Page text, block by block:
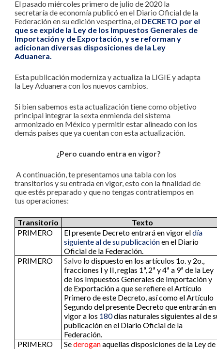
El pasado miércoles primero de julio de 2020 la
secretaría de economía publicó en el Diario Oficial de la
Federación en su edición vespertina, el DECRETO por el
que se expide la Ley de los Impuestos Generales de
Importación y de Exportación, y se reforman y
adicionan diversas disposiciones de la Ley
Aduanera.
Esta publicación moderniza y actualiza la LIGIE y adapta
la Ley Aduanera con los nuevos cambios.
Si bien sabemos esta actualización tiene como objetivo
principal integrar la sexta enmienda del sistema
armonizado en México y permitir estar alineado con los
demás países que ya cuentan con esta actualización.
¿Pero cuando entra en vigor?
A continuación, te presentamos una tabla con los
transitorios y su entrada en vigor, esto con la finalidad de
que estés preparado y que no tengas contratiempos en
tus operaciones:
Transitorio
Texto
PRIMERO
El presente Decreto entrará en vigor eldía
siguiente al de su publicaciónen el Diario
Oficial de la Federación.
PRIMERO
Salvo lo dispuesto en los artículos 1o. y 2o.,
fracciones I y II, reglas 1ª, 2ª y 4ª a 9ª de la Ley
de los Impuestos Generales de Importación y
de Exportación a que se refiere el Artículo
Primero de este Decreto, así como el Artículo
Segundo del presente Decreto que entrarán en
vigor a los 180días naturales siguientes al de
publicación en el Diario Oficial de la
Federación.
PRIMERO
Sederoganaquellas disposiciones de la Ley de